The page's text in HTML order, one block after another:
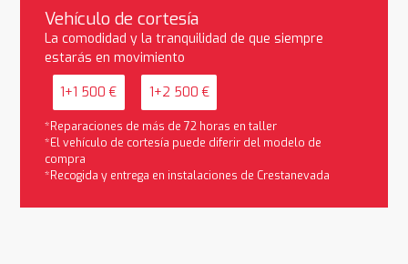
Vehículo de cortesía
La comodidad y la tranquilidad de que siempre
estarás en movimiento
1+1 500 € 1+2 500 €
*Reparaciones de más de 72 horas en taller
*El vehículo de cortesía puede diferir del modelo de
compra
*Recogida y entrega en instalaciones de Crestanevada